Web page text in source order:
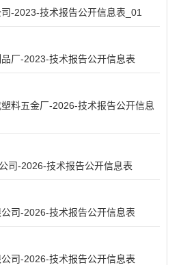
-2023-技术报告公开信息表_01
厂-2023-技术报告公开信息表
料五金厂-2026-技术报告公开信息
司-2026-技术报告公开信息表
司-2026-技术报告公开信息表
司-2026-技术报告公开信息表